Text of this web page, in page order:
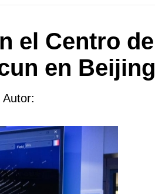
el Centro de
en Beijing